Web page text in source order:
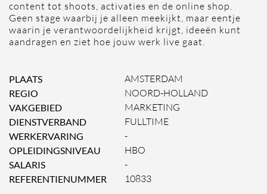
content tot shoots, activaties en de online shop.
Geen stage waarbij je alleen meekijkt, maar eentje
waarin je verantwoordelijkheid krijgt, ideeën kunt
aandragen en ziet hoe jouw werk live gaat.
PLAATS
REGIO
VAKGEBIED
DIENSTVERBAND
WERKERVARING
OPLEIDINGSNIVEAU
SALARIS
REFERENTIENUMMER
AMSTERDAM
NOORD-HOLLAND
MARKETING
FULLTIME
-
HBO
-
10833